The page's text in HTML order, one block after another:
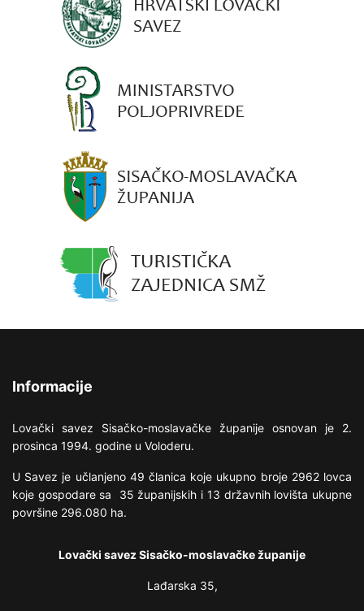
Informacije
Lovački savez Sisačko-moslavačke županije osnovan je 2.
prosinca 1994. godine u Voloderu.
U Savez je učlanjeno 49 članica koje ukupno broje 2962 lovca
koje gospodare sa 35 županijskih i 13 državnih lovišta ukupne
površine 296.080 ha.
Lovački savez Sisačko-moslavačke županije
Lađarska 35,